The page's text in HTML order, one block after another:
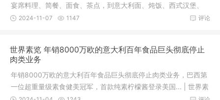
宴席料理、简餐、面食、茶点，到意大利面、炖饭、西式汉堡、
面包、法
评论
2024-11-07 1147
世界素览 年销8000万欧的意大利百年食品巨头彻底停止
肉类业务
年销8000万欧的意大利百年食品巨头彻底停止肉类业务，巴西第
一位超重量级素食健美冠军，首款纯素柠檬酱登录美国... | 世界素
览本